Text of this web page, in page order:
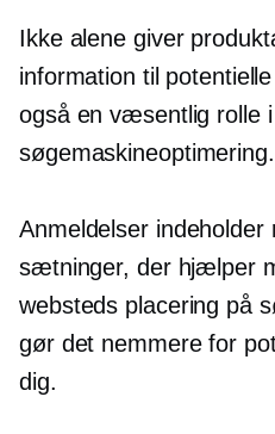
Ikke alene giver
information til
også en væsentlig rolle
søgemaskineoptimering.
Anmeldelser
sætninger, der hjælper
websteds placering på
gør det nemmere for
dig.